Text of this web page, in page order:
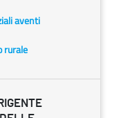
aventi
rurale